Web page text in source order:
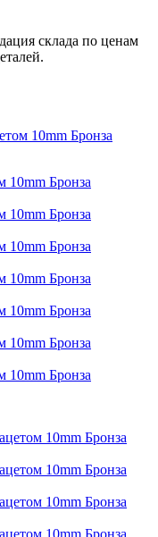
склада по ценам
10mm Бронза